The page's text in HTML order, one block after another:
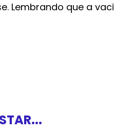
Lembrando que a